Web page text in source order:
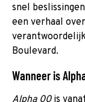
snel
een verhaal
Boulevard.
Wanneer is
Alpha 00 is